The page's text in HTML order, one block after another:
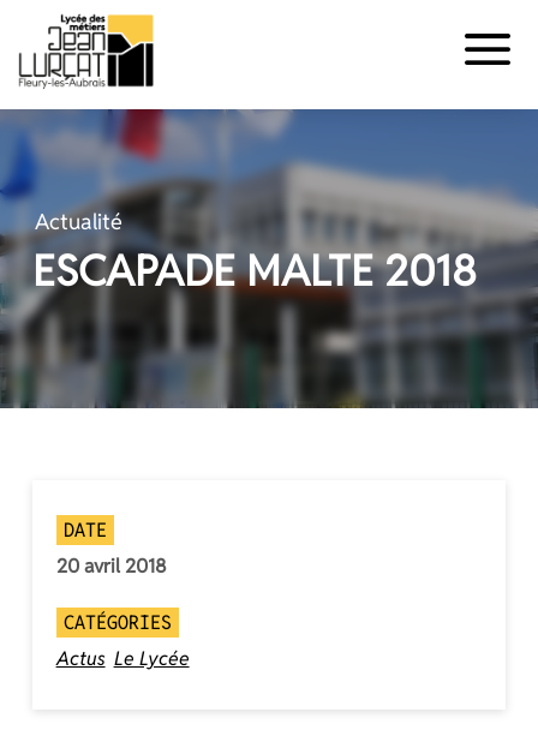
contenu
Actualité
ESCAPADE MALTE 2018
DATE
20 avril 2018
CATÉGORIES
Actus Le Lycée
Panneau de gestion des cookies